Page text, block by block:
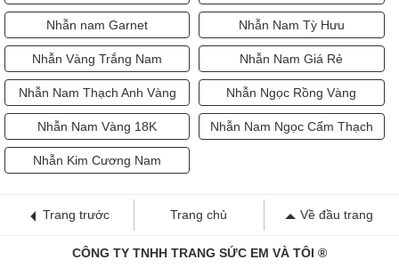
Nhẫn nam Garnet Nhẫn Nam Tỳ Hưu
Nhẫn Vàng Trắng Nam Nhẫn Nam Giá Rẻ
Nhẫn Nam Thạch Anh Vàng Nhẫn Ngọc Rồng Vàng
Nhẫn Nam Vàng 18K Nhẫn Nam Ngọc Cẩm Thạch
Nhẫn Kim Cương Nam
Trang trước Trang chủ Về đầu trang
CÔNG TY TNHH TRANG SỨC EM VÀ TÔI ®